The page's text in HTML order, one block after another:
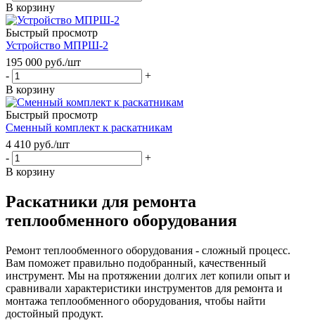
В корзину
Быстрый просмотр
Устройство МПРШ-2
195 000 руб./шт
-
+
В корзину
Быстрый просмотр
Сменный комплект к раскатникам
4 410 руб./шт
-
+
В корзину
Раскатники для ремонта
теплообменного оборудования
Ремонт теплообменного оборудования - сложный процесс.
Вам поможет правильно подобранный, качественный
инструмент. Мы на протяжении долгих лет копили опыт и
сравнивали характеристики инструментов для ремонта и
монтажа теплообменного оборудования, чтобы найти
достойный продукт.